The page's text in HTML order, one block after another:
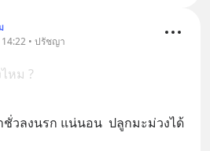
14:22 • ปรัชญา
หม ?
วลงนรก แน่นอน  ปลูกมะม่วงได้